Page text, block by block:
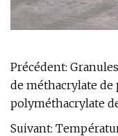
Précédent:
de méthacrylate
polyméthacrylate
Suivant: